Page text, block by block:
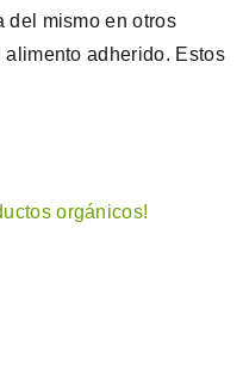
del mismo en otros
adherido. Estos
orgánicos!